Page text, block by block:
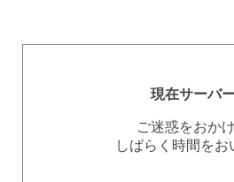
現在サーバ
ご迷惑をおか
しばらく時間を